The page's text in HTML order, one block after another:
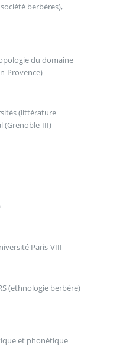
berbères),
du domaine
en-Provence)
(littérature
(Grenoble-III)
Paris-VIII
(ethnologie berbère)
et phonétique